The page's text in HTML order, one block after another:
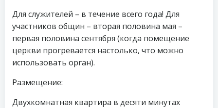
Для служителей – в течение всего года! Для
участников общин – вторая половина мая –
первая половина сентября (когда помещение
церкви прогревается настолько, что можно
использовать орган).
Размещение:
Двухкомнатная квартира в десяти минутах